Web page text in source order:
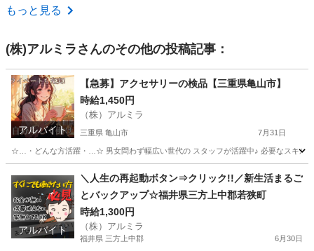
神奈川 愛甲郡
もっと見る
(株)アルミラ さんのその他の投稿記事：
アルバイト
【急募】アクセサリーの検品【三重県亀山市】
時給1,450円
（株）アルミラ
三重県 亀山市 7月31日
☆…・どんな方活躍・…☆ 男女問わず幅広い世代の スタッフが活躍中♪ 必要なスキル
物流 時給
アルバイト
＼人生の再起動ボタン⇒クリック!!／新生活まるご
とバックアップ☆福井県三方上中郡若狭町
時給1,300円
（株）アルミラ
福井県 三方上中郡 6月30日